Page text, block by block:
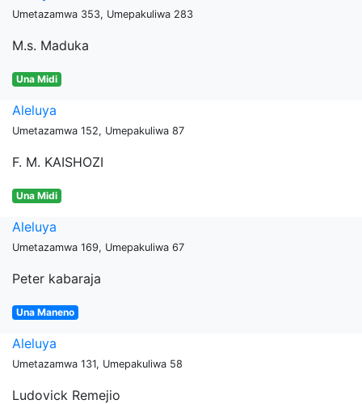
Umetazamwa 353, Umepakuliwa 283
M.s. Maduka
Una Midi
Aleluya
Umetazamwa 152, Umepakuliwa 87
F. M. KAISHOZI
Una Midi
Aleluya
Umetazamwa 169, Umepakuliwa 67
Peter kabaraja
Una Maneno
Aleluya
Umetazamwa 131, Umepakuliwa 58
Ludovick Remejio